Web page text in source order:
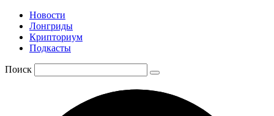
Новости
Лонгриды
Крипториум
Подкасты
Поиск